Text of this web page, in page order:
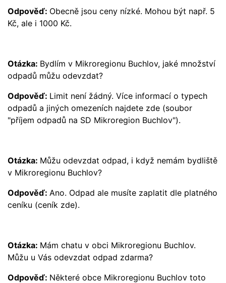
Odpověď: Obecně jsou ceny nízké. Mohou být např. 5
Kč, ale i 1000 Kč.
Otázka: Bydlím v Mikroregionu Buchlov, jaké množství
odpadů můžu odevzdat?
Odpověď: Limit není žádný. Více informací o typech
odpadů a jiných omezeních najdete zde (soubor
"příjem odpadů na SD Mikroregion Buchlov").
Otázka: Můžu odevzdat odpad, i když nemám bydliště
v Mikroregionu Buchlov?
Odpověď: Ano. Odpad ale musíte zaplatit dle platného
ceníku (ceník zde).
Otázka: Mám chatu v obci Mikroregionu Buchlov.
Můžu u Vás odevzdat odpad zdarma?
Odpověď: Některé obce Mikroregionu Buchlov toto